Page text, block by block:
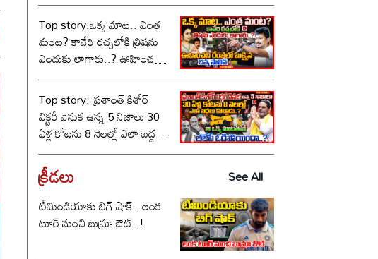
Top story:ఒక్క మాట.. ఎంత
మంట? కావేరి రచ్చలోకి త్రిషను
ఎందుకు లాగారు..? ఊహించని
రేంజ్ లో బుక్కైన చిన్న స్టాలిన్..!
Top story: ప్రశాంత్ కిశోర్
విక్టరీ వెనుక ఉన్న 5 నిజాలు 30
ఏళ్ల కోటను 8 నెలల్లో ఎలా బద్దలు
కొట్టాడు..? ఆ ఒక్క మాటతోనే
బీజేపీ ఓడిపోయిందా..?
క్రీడలు
See All
టీమిండియాకు బిగ్ షాక్.. లంక
టూర్ నుంచి బుమ్రా ఔట్..!